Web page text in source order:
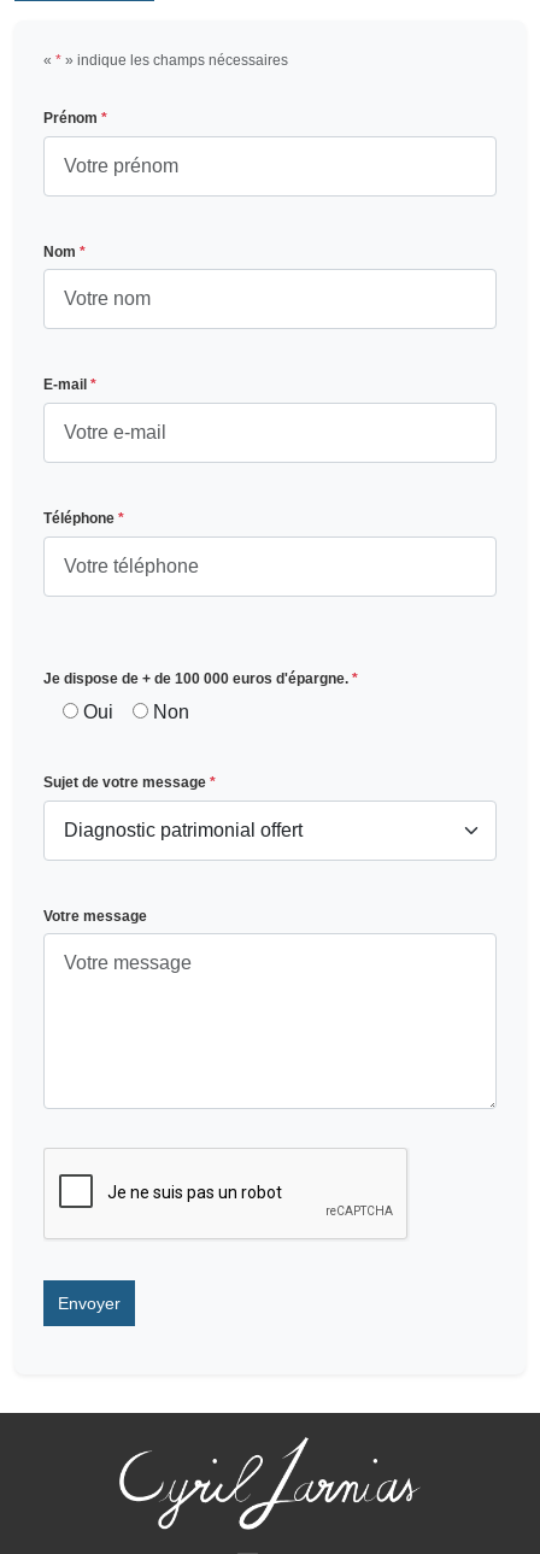
« * » indique les champs nécessaires
Prénom *
Nom *
E-mail *
Téléphone *
Je dispose de + de 100 000 euros d'épargne. *
Oui Non
Sujet de votre message *
Votre message